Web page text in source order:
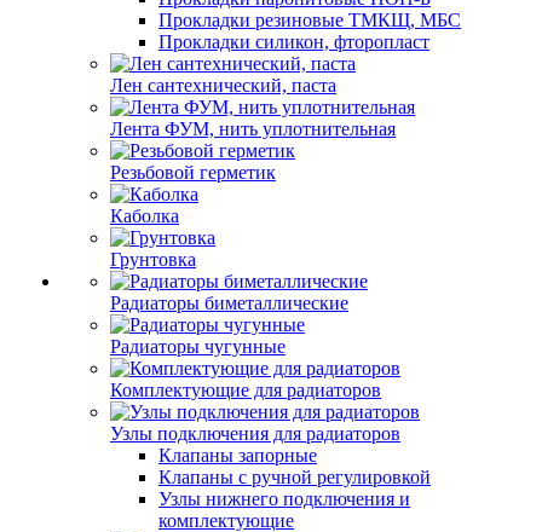
Прокладки резиновые ТМКЩ, МБС
Прокладки силикон, фторопласт
Лен сантехнический, паста
Лента ФУМ, нить уплотнительная
Резьбовой герметик
Каболка
Грунтовка
Радиаторы биметаллические
Радиаторы чугунные
Комплектующие для радиаторов
Узлы подключения для радиаторов
Клапаны запорные
Клапаны с ручной регулировкой
Узлы нижнего подключения и
комплектующие